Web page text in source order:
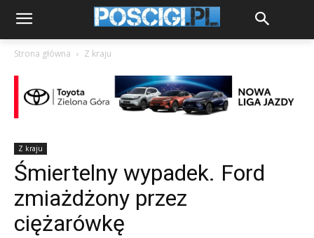
Strona główna Z kraju
Z kraju
Śmiertelny wypadek. Ford
zmiażdżony przez
ciężarówkę